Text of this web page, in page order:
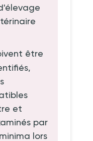
être
et
par
lors